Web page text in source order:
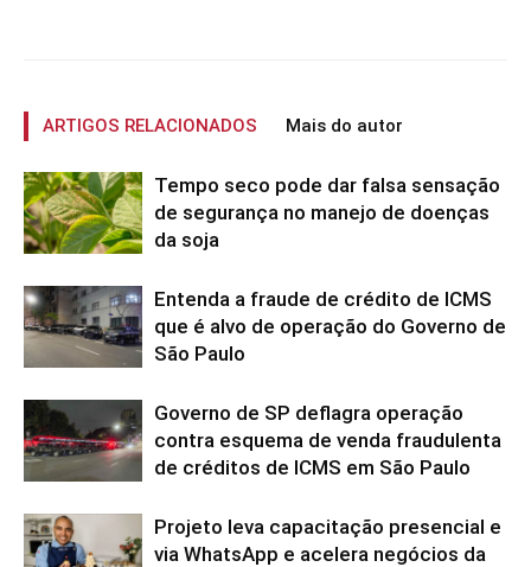
ARTIGOS RELACIONADOS Mais do autor
Tempo seco pode dar falsa sensação
de segurança no manejo de doenças
da soja
Entenda a fraude de crédito de ICMS
que é alvo de operação do Governo de
São Paulo
Governo de SP deflagra operação
contra esquema de venda fraudulenta
de créditos de ICMS em São Paulo
Projeto leva capacitação presencial e
via WhatsApp e acelera negócios da